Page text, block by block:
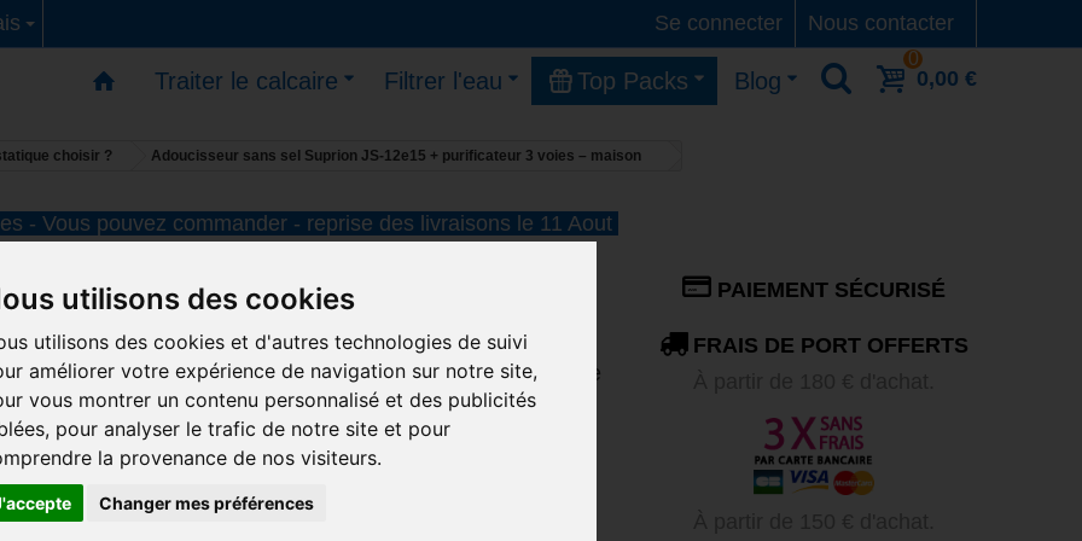
utilisons des cookies
utilisons des cookies et d'autres technologies de suivi
améliorer votre expérience de navigation sur notre site,
vous montrer un contenu personnalisé et des publicités
pour analyser le trafic de notre site et pour
la provenance de nos visiteurs.
Changer mes préférences
Nous contacter
Se connecter
Traiter le calcaire Filtrer l'eau Top Packs Blog
0
0,00 €
choisir ? Adoucisseur sans sel Suprion JS-12e15 + purificateur 3 voies – maison
- Vous pouvez commander - reprise des livraisons le 11 Aout
12e15 + purificateur 3 voies – maison
Solution complète pour la maison et l’eau potable
: ce
pack associe unadoucisseur sans sel Suprion JS-
12e15, unfiltre duplex (2 cuves)et unpurificateur
d’eau avec robinet 3 voiespour traiter les effets du
calcaire, filtrer l’eau et améliorer l’eau de boisson.
PAIEMENT SÉCURISÉ
FRAIS DE PORT OFFERTS